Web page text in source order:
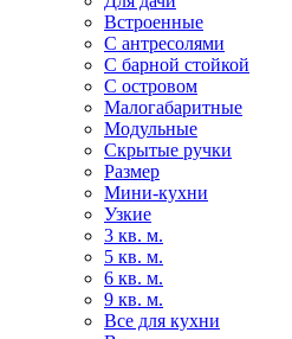
Встроенные
С антресолями
С барной стойкой
С островом
Малогабаритные
Модульные
Скрытые ручки
Размер
Мини-кухни
Узкие
3 кв. м.
5 кв. м.
6 кв. м.
9 кв. м.
Все для кухни